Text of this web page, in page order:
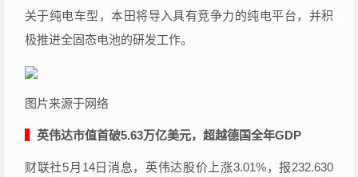
关于纯电车型，本田将导入具有竞争力的纯电平台，并积
极推进全固态电池的研发工作。
图片来源于网络
英伟达市值首破5.63万亿美元，超越德国全年GDP
财联社5月14日消息，英伟达股价上涨3.01%，报232.630